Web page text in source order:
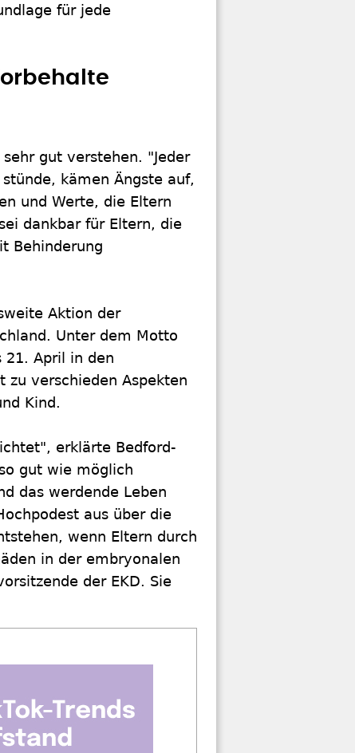
für jede
gut verstehen. "Jeder
kämen Ängste auf,
und Werte, die Eltern
dankbar für Eltern, die
Behinderung
Aktion der
Unter dem Motto
21. April in den
zu verschieden Aspekten
Kind.
erklärte Bedford-
gut wie möglich
das werdende Leben
aus über die
wenn Eltern durch
in der embryonalen
der EKD. Sie